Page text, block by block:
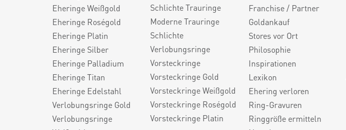
Eheringe Weißgold
Eheringe Roségold
Eheringe Platin
Eheringe Silber
Eheringe Palladium
Eheringe Titan
Eheringe Edelstahl
Verlobungsringe Gold
Verlobungsringe
Schlichte Trauringe
Moderne Trauringe
Schlichte
Verlobungsringe
Vorsteckringe
Vorsteckringe Gold
Vorsteckringe Weißgold
Vorsteckringe Roségold
Vorsteckringe Platin
Franchise / Partner
Goldankauf
Stores vor Ort
Philosophie
Inspirationen
Lexikon
Ehering verloren
Ring-Gravuren
Ringgröße ermitteln